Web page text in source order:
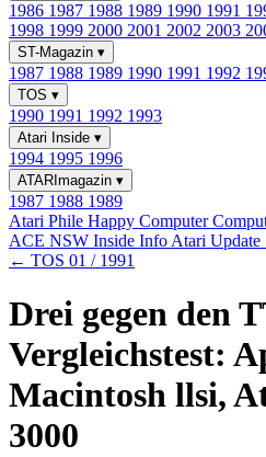
1986 1987 1988 1989 1990 1991
1998 1999 2000 2001 2002 2003
ST-Magazin ▾
1987 1988 1989 1990 1991 1992
TOS ▾
1990 1991 1992 1993
Atari Inside ▾
1994 1995 1996
ATARImagazin ▾
1987 1988 1989
Atari Phile Happy Computer
ACE NSW Inside Info Atari Update
← TOS 01 / 1991
Drei gegen den
Vergleichstest:
Macintosh llsi,
3000